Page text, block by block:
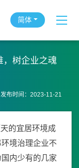
简体
，树企业之魂
发布时间：2023-11-21
的宜居环境成
境治理企业不
内少有的几家